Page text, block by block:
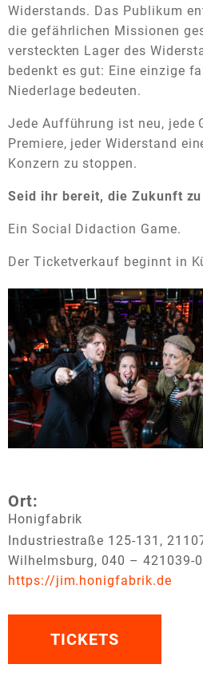
Widerstands. Das Publikum
die gefährlichen Missionen
versteckten Lager des
bedenkt es gut: Eine einzige
Niederlage bedeuten.
Jede Aufführung ist neu, jede
Premiere, jeder Widerstand
Konzern zu stoppen.
Seid ihr bereit, die Zukunft
Ein Social Didaction Game.
Der Ticketverkauf beginnt in
Ort:
Honigfabrik
Industriestraße 125-131 ,
Wilhelmsburg, 040 – 421039-
https://jim.honigfabrik.de
TICKETS